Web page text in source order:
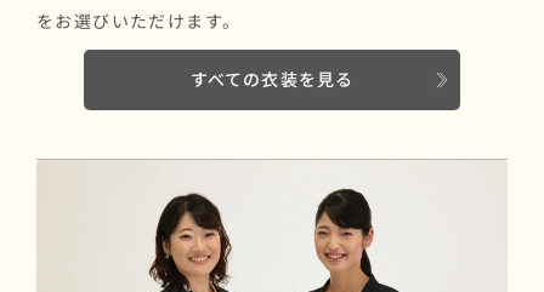
をお選びいただけます。
すべての衣装を見る